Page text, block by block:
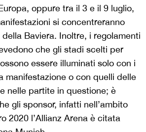
oppure tra il 3 e il 9 luglio,
si concentreranno
Baviera. Inoltre, i regolamenti
che gli stadi scelti per
essere illuminati solo con i
manifestazione o con quelli delle
nelle partite in questione; è
gli sponsor, infatti nell’ambito
2020 l’Allianz Arena è citata